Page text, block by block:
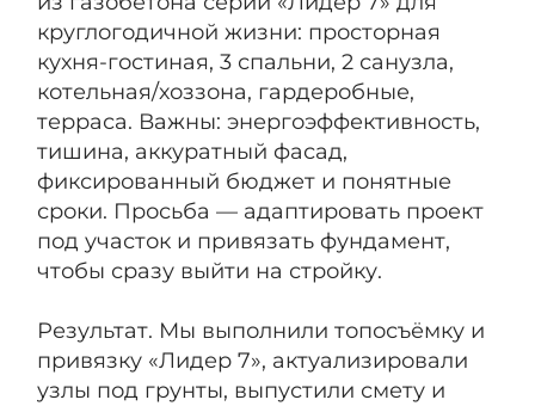
круглогодичной жизни: просторная
кухня-гостиная, 3 спальни, 2 санузла,
котельная/хоззона, гардеробные,
терраса. Важны: энергоэффективность,
тишина, аккуратный фасад,
фиксированный бюджет и понятные
сроки. Просьба — адаптировать проект
под участок и привязать фундамент,
чтобы сразу выйти на стройку.
Результат. Мы выполнили топосъёмку и
привязку «Лидер 7», актуализировали
узлы под грунты, выпустили смету и